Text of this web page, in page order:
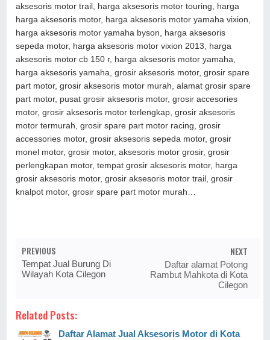
aksesoris motor trail, harga aksesoris motor touring, harga
harga aksesoris motor, harga aksesoris motor yamaha vixion,
harga aksesoris motor yamaha byson, harga aksesoris
sepeda motor, harga aksesoris motor vixion 2013, harga
aksesoris motor cb 150 r, harga aksesoris motor yamaha,
harga aksesoris yamaha, grosir aksesoris motor, grosir spare
part motor, grosir aksesoris motor murah, alamat grosir spare
part motor, pusat grosir aksesoris motor, grosir accesories
motor, grosir aksesoris motor terlengkap, grosir aksesoris
motor termurah, grosir spare part motor racing, grosir
accessories motor, grosir aksesoris sepeda motor, grosir
monel motor, grosir motor, aksesoris motor grosir, grosir
perlengkapan motor, tempat grosir aksesoris motor, harga
grosir aksesoris motor, grosir aksesoris motor trail, grosir
knalpot motor, grosir spare part motor murah…
PREVIOUS
Tempat Jual Burung Di
Wilayah Kota Cilegon
NEXT
Daftar alamat Potong
Rambut Mahkota di Kota
Cilegon
Related Posts:
Daftar Alamat Jual Aksesoris Motor di Kota